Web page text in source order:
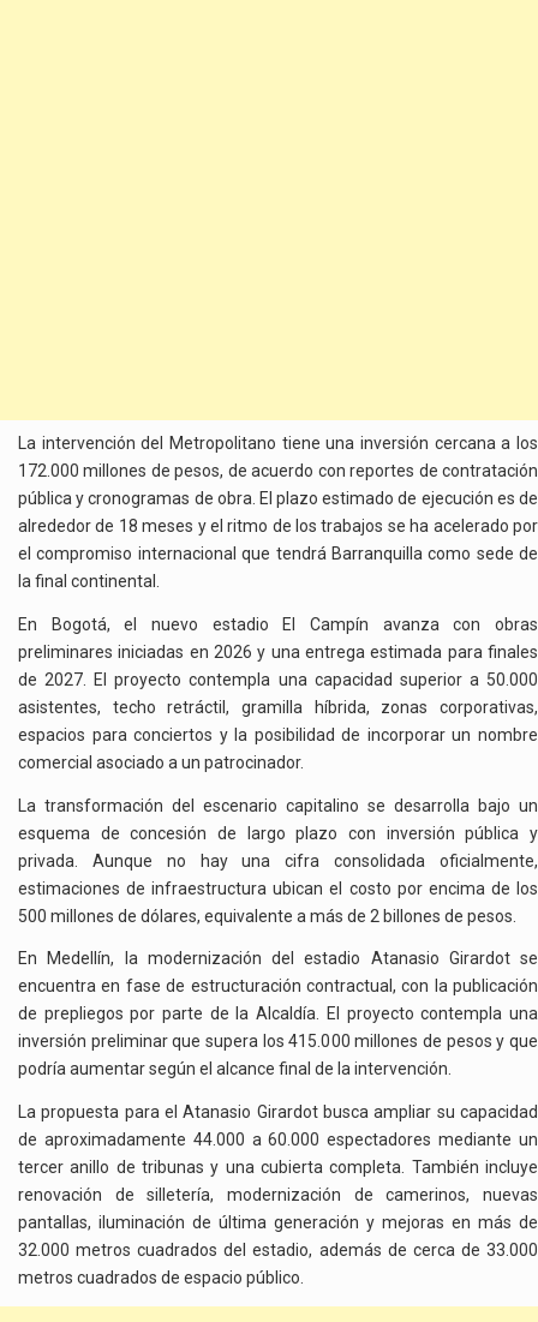
La intervención del Metropolitano tiene una inversión cercana a los
172.000 millones de pesos, de acuerdo con reportes de contratación
pública y cronogramas de obra. El plazo estimado de ejecución es de
alrededor de 18 meses y el ritmo de los trabajos se ha acelerado por
el compromiso internacional que tendrá Barranquilla como sede de
la final continental.
En Bogotá, el nuevo estadio El Campín avanza con obras
preliminares iniciadas en 2026 y una entrega estimada para finales
de 2027. El proyecto contempla una capacidad superior a 50.000
asistentes, techo retráctil, gramilla híbrida, zonas corporativas,
espacios para conciertos y la posibilidad de incorporar un nombre
comercial asociado a un patrocinador.
La transformación del escenario capitalino se desarrolla bajo un
esquema de concesión de largo plazo con inversión pública y
privada. Aunque no hay una cifra consolidada oficialmente,
estimaciones de infraestructura ubican el costo por encima de los
500 millones de dólares, equivalente a más de 2 billones de pesos.
En Medellín, la modernización del estadio Atanasio Girardot se
encuentra en fase de estructuración contractual, con la publicación
de prepliegos por parte de la Alcaldía. El proyecto contempla una
inversión preliminar que supera los 415.000 millones de pesos y que
podría aumentar según el alcance final de la intervención.
La propuesta para el Atanasio Girardot busca ampliar su capacidad
de aproximadamente 44.000 a 60.000 espectadores mediante un
tercer anillo de tribunas y una cubierta completa. También incluye
renovación de silletería, modernización de camerinos, nuevas
pantallas, iluminación de última generación y mejoras en más de
32.000 metros cuadrados del estadio, además de cerca de 33.000
metros cuadrados de espacio público.